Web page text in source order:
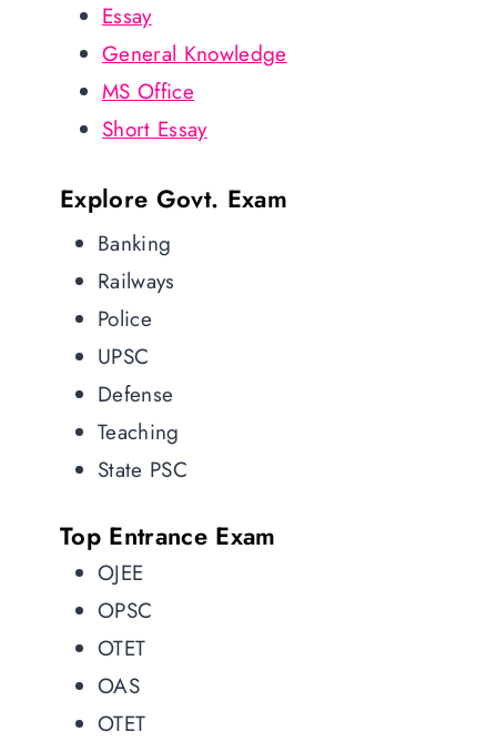
Essay
General Knowledge
MS Office
Short Essay
Explore Govt. Exam
Banking
Railways
Police
UPSC
Defense
Teaching
State PSC
Top Entrance Exam
OJEE
OPSC
OTET
OAS
OTET